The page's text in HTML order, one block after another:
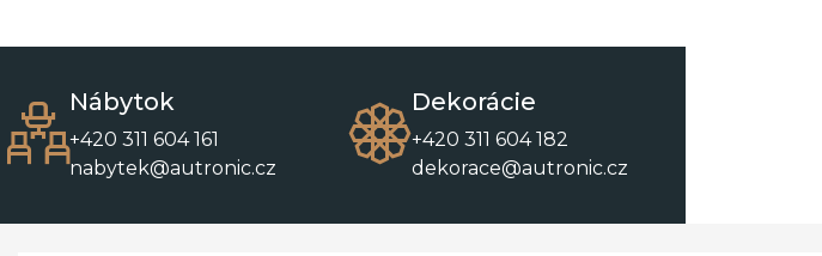
Nábytok
+420 311 604 161
nabytek@autronic.cz
Dekorácie
+420 311 604 182
dekorace@autronic.cz